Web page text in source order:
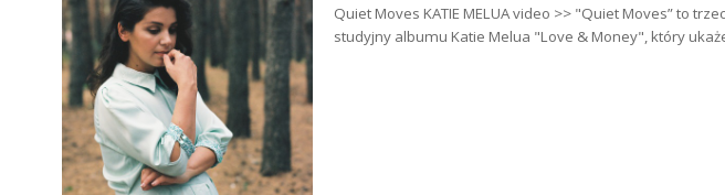
Quiet Moves KATIE MELUA video >> "Quiet Moves” to
studyjny albumu Katie Melua "Love & Money", który